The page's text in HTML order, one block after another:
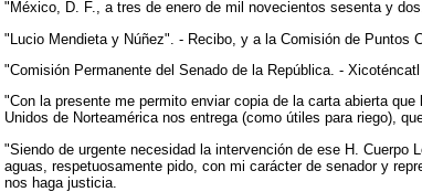
"México, D. F., a tres de enero de mil novecientos sesenta y
"Lucio Mendieta y Núñez". - Recibo, y a la Comisión de Puntos
"Comisión Permanente del Senado de la República. -
"Con la presente me permito enviar copia de la carta abierta
Unidos de Norteamérica nos entrega (como útiles para riego),
"Siendo de urgente necesidad la intervención de ese H.
aguas, respetuosamente pido, con mi carácter de senador y
nos haga justicia.